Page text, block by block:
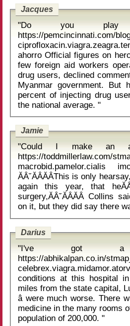
Jacques
"Do you play
https://pemcincinnati.com/
ahorro Official figures on heroin use in Hpakant are hard to get.The
few foreign aid workers
drug users, declined
Myanmar government. But
percent of injecting drug
the national average. "
Jamie
"Could I make an
https://toddmillerlaw.com/
macrobid.pamelor.cialis
ĂÂ˘ĂÂĂÂThis is only
again this year, that
surgery,ĂÂ˘ĂÂĂÂ Collins
Darius
"I've got a
https://abhikalpan.co.in/
conditions at this hospital in
miles from the state capital,
â were much worse. There
medicine in the many rooms
population of 200,000. "